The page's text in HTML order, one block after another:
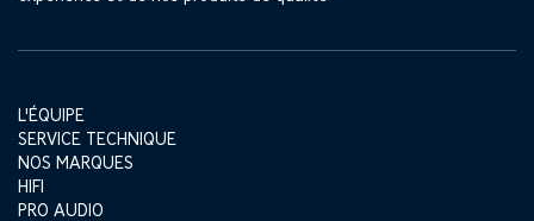
L'ÉQUIPE
SERVICE TECHNIQUE
NOS MARQUES
HIFI
PRO AUDIO